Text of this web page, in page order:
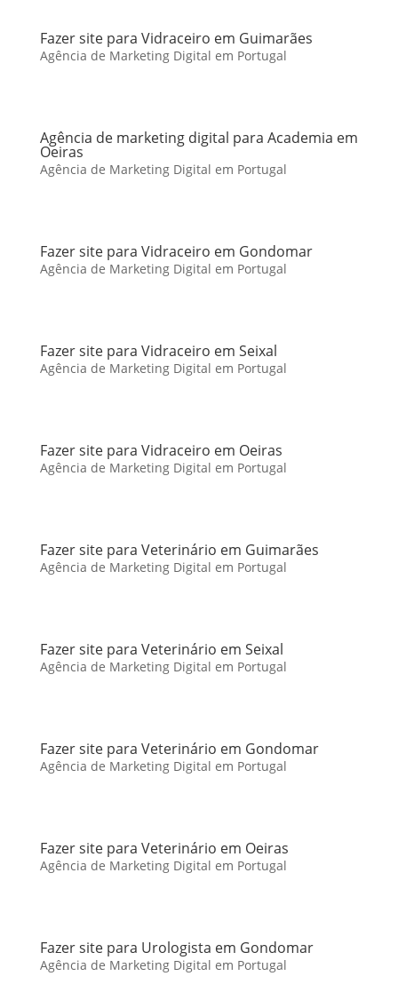
Fazer site para Vidraceiro em Guimarães
Agência de Marketing Digital em Portugal
Agência de marketing digital para Academia em
Oeiras
Agência de Marketing Digital em Portugal
Fazer site para Vidraceiro em Gondomar
Agência de Marketing Digital em Portugal
Fazer site para Vidraceiro em Seixal
Agência de Marketing Digital em Portugal
Fazer site para Vidraceiro em Oeiras
Agência de Marketing Digital em Portugal
Fazer site para Veterinário em Guimarães
Agência de Marketing Digital em Portugal
Fazer site para Veterinário em Seixal
Agência de Marketing Digital em Portugal
Fazer site para Veterinário em Gondomar
Agência de Marketing Digital em Portugal
Fazer site para Veterinário em Oeiras
Agência de Marketing Digital em Portugal
Fazer site para Urologista em Gondomar
Agência de Marketing Digital em Portugal